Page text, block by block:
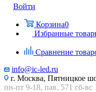
Войти
Корзина0
Избранные
Сравнение
info@ic-led.ru
г. Москва, Пятницкое
пн-пт 9-18, пав. 571 сб-вс